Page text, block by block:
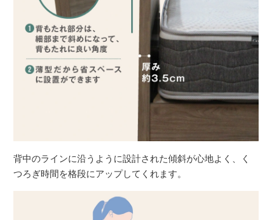
背中のラインに沿うように設計された傾斜が心地よく、く
つろぎ時間を格段にアップしてくれます。